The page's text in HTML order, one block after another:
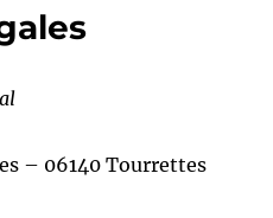
– 06140 Tourrettes